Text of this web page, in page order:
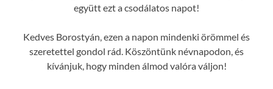
együtt ezt a csodálatos napot!
Kedves Borostyán, ezen a napon mindenki örömmel és
szeretettel gondol rád. Köszöntünk névnapodon, és
kívánjuk, hogy minden álmod valóra váljon!